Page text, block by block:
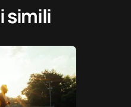
simili